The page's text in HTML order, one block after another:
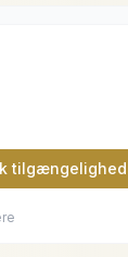
tilgængelighed